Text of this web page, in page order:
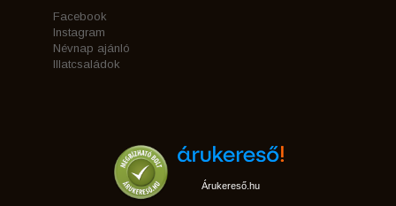
Facebook
Instagram
Névnap ajánló
Illatcsaládok
Árukereső.hu